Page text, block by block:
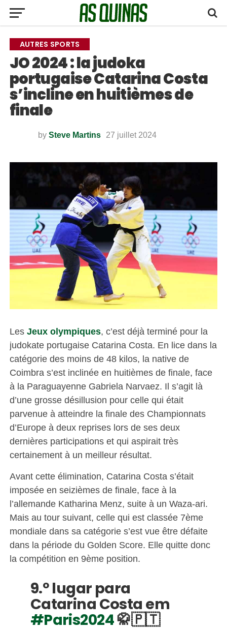
AUTRES SPORTS
JO 2024 : la judoka
portugaise Catarina Costa
s’incline en huitièmes de
finale
by Steve Martins 27 juillet 2024
Les Jeux olympiques, c’est déjà terminé pour la
judokate portugaise Catarina Costa. En lice dans la
catégorie des moins de 48 kilos, la native de
Coimbra s’est inclinée en huitièmes de finale, face
à la Paraguayenne Gabriela Narvaez. Il s’agit là
d’une grosse désillusion pour celle qui était
parvenue à atteindre la finale des Championnats
d’Europe à deux reprises lors de ses deux
dernières participations et qui aspirait très
certainement à un meilleur résultat.
Avant cette élimination, Catarina Costa s’était
imposée en seizièmes de finale, face à la
l’allemande Katharina Menz, suite à un Waza-ari.
Mais au tour suivant, celle qui est classée 7ème
mondiale dans sa catégorie s’est vue être défaite
dans la période du Golden Score. Elle quitte donc
la compétition en 9ème position.
9.º lugar para
Catarina Costa em
#Paris2024🥋🇵🇹